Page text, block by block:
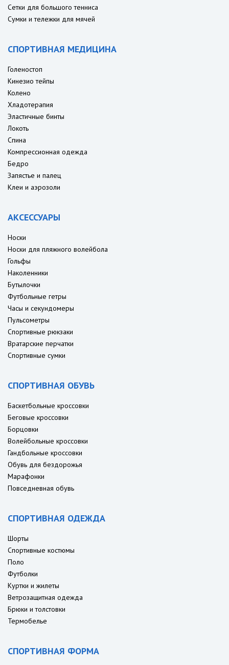
Сетки для большого тенниса
Сумки и тележки для мячей
СПОРТИВНАЯ МЕДИЦИНА
Голеностоп
Кинезио тейпы
Колено
Хладотерапия
Эластичные бинты
Локоть
Спина
Компрессионная одежда
Бедро
Запястье и палец
Клеи и аэрозоли
АКСЕССУАРЫ
Носки
Носки для пляжного волейбола
Гольфы
Наколенники
Бутылочки
Футбольные гетры
Часы и секундомеры
Пульсометры
Спортивные рюкзаки
Вратарские перчатки
Спортивные сумки
СПОРТИВНАЯ ОБУВЬ
Баскетбольные кроссовки
Беговые кроссовки
Борцовки
Волейбольные кроссовки
Гандбольные кроссовки
Обувь для бездорожья
Марафонки
Повседневная обувь
СПОРТИВНАЯ ОДЕЖДА
Шорты
Спортивные костюмы
Поло
Футболки
Куртки и жилеты
Ветрозащитная одежда
Брюки и толстовки
Термобелье
СПОРТИВНАЯ ФОРМА